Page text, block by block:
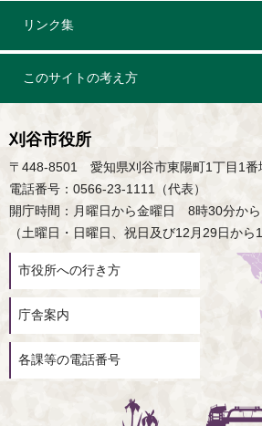
リンク集
このサイトの考え方
刈谷市役所
〒448-8501 愛知県刈谷市東陽町1丁目1番
電話番号：0566-23-1111（代表）
開庁時間：月曜日から金曜日 8時30分か
（土曜日・日曜日、祝日及び12月29日から
市役所への行き方
庁舎案内
各課等の電話番号